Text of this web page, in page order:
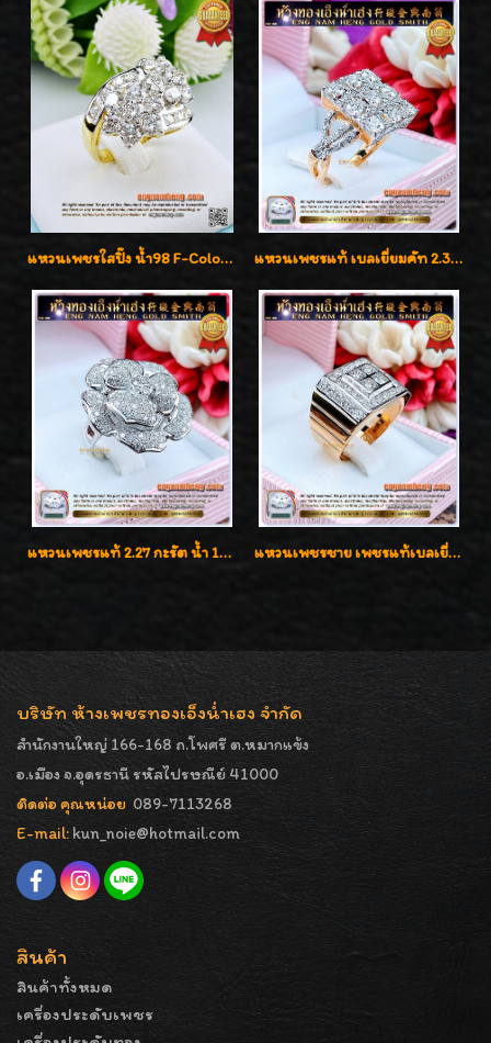
แหวนเพชรใสปิ๊ง น้ำ98 F-Color/VVS1 น้ำหนักเพชรรวม 2.56 กะรัต ใส่เต็มนิ้วเพชรเป็นน้ำเป็นเนื้อสวยมากๆค่ะ แหวนเพชรแท้ เบลเยี่ยมคัท 2.39 กะรัต น้ำ 98 F-Color/VVS ดีไซน์หน้ากว้างหรูเต็มนิ้ว
แหวนเพชรแท้ 2.27 กะรัต น้ำ 100% เบลเยี่ยมคัท ลวดลายดอกกุหลาบหรู แหวนเพชรชาย เพชรแท้เบลเยี่ยมคัท น้ำ100% D-Color/VVS 2.46 กะรัต
บริษัท ห้างเพชรทองเอ็งน่ำเฮง จำกัด
สำนักงานใหญ่ 166-168 ถ.โพศรี ต.หมากแข้ง
อ.เมือง จ.อุดรธานี รหัสไปรษณีย์ 41000
ติดต่อ คุณหน่อย 089-7113268
E-mail: kun_noie@hotmail.com
สินค้า
สินค้าทั้งหมด
เครื่องประดับเพชร